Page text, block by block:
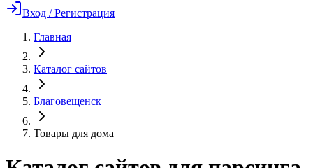
Вход / Регистрация
Главная
Каталог сайтов
Благовещенск
Товары для дома